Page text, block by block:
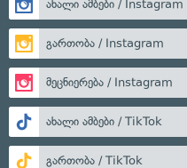
ახალი ამბები / Instagram
გართობა / Instagram
მეცნიერება / Instagram
ახალი ამბები / TikTok
გართობა / TikTok